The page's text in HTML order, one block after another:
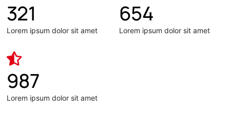
321
Lorem ipsum dolor sit amet
654
Lorem ipsum dolor sit amet
987
Lorem ipsum dolor sit amet